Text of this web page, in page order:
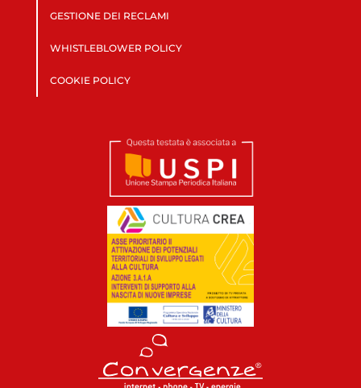
GESTIONE DEI RECLAMI
WHISTLEBLOWER POLICY
COOKIE POLICY